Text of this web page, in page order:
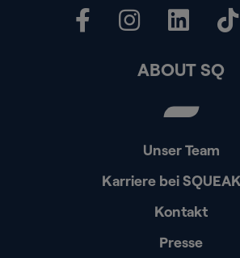
ABOUT SQ
Unser Team
Karriere bei
Kontakt
Presse